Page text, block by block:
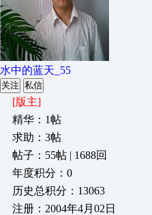
水中的蓝天_55
关注 私信
[版主]
精华：1帖
求助：3帖
帖子：55帖 | 1688回
年度积分：0
历史总积分：13063
注册：2004年4月02日